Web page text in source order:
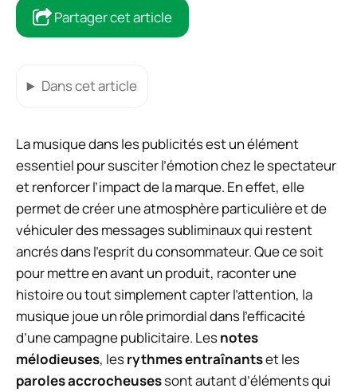
Partager cet article
Dans cet article
La musique dans les publicités est un élément
essentiel pour susciter l’émotion chez le spectateur
et renforcer l’impact de la marque. En effet, elle
permet de créer une atmosphère particulière et de
véhiculer des messages subliminaux qui restent
ancrés dans l’esprit du consommateur. Que ce soit
pour mettre en avant un produit, raconter une
histoire ou tout simplement capter l’attention, la
musique joue un rôle primordial dans l’efficacité
d’une campagne publicitaire. Lesnotes
mélodieuses, lesrythmes entraînantset les
paroles accrocheusessont autant d’éléments qui